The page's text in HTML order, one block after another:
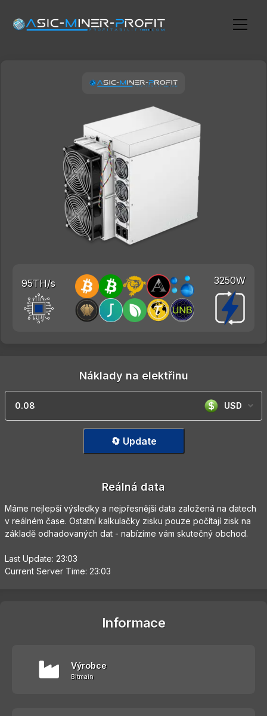
95TH/s 3250W
Náklady na elektřinu
USD
🔄 Update
Reálná data
Máme nejlepší výsledky a nejpřesnější data založená na datech
v reálném čase. Ostatní kalkulačky zisku pouze počítají zisk na
základě odhadovaných dat - nabízíme vám skutečný obchod.
Last Update: 23:03
Current Server Time: 23:03
Informace
Výrobce
Bitmain